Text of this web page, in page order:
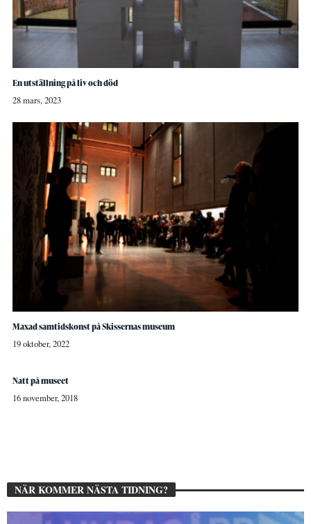
En utställning på liv och död
28 mars, 2023
Maxad samtidskonst på Skissernas museum
19 oktober, 2022
Natt på museet
16 november, 2018
NÄR KOMMER NÄSTA TIDNING?